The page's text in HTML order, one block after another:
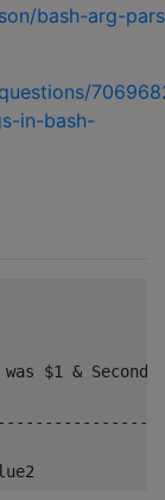
bash-arg-
in-bash-
$1 & Second